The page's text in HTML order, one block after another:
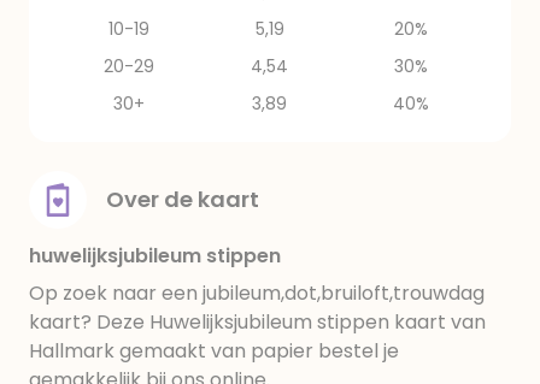
10-19
5,19
20%
20-29
4,54
30%
30+
3,89 40%
Over de kaart
huwelijksjubileum stippen
Op zoek naar een jubileum,dot,bruiloft,trouwdag
kaart? Deze Huwelijksjubileum stippen kaart van
Hallmark gemaakt van papier bestel je